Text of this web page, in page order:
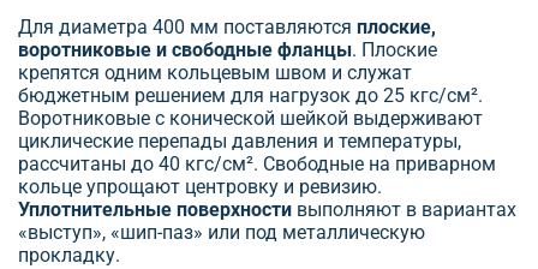
Для диаметра 400 мм поставляются плоские,
воротниковые и свободные фланцы. Плоские
крепятся одним кольцевым швом и служат
бюджетным решением для нагрузок до 25 кгс/см².
Воротниковые с конической шейкой выдерживают
циклические перепады давления и температуры,
рассчитаны до 40 кгс/см². Свободные на приварном
кольце упрощают центровку и ревизию.
Уплотнительные поверхности выполняют в вариантах
«выступ», «шип-паз» или под металлическую
прокладку.